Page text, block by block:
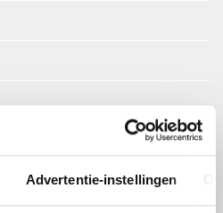
Advertentie-instellingen